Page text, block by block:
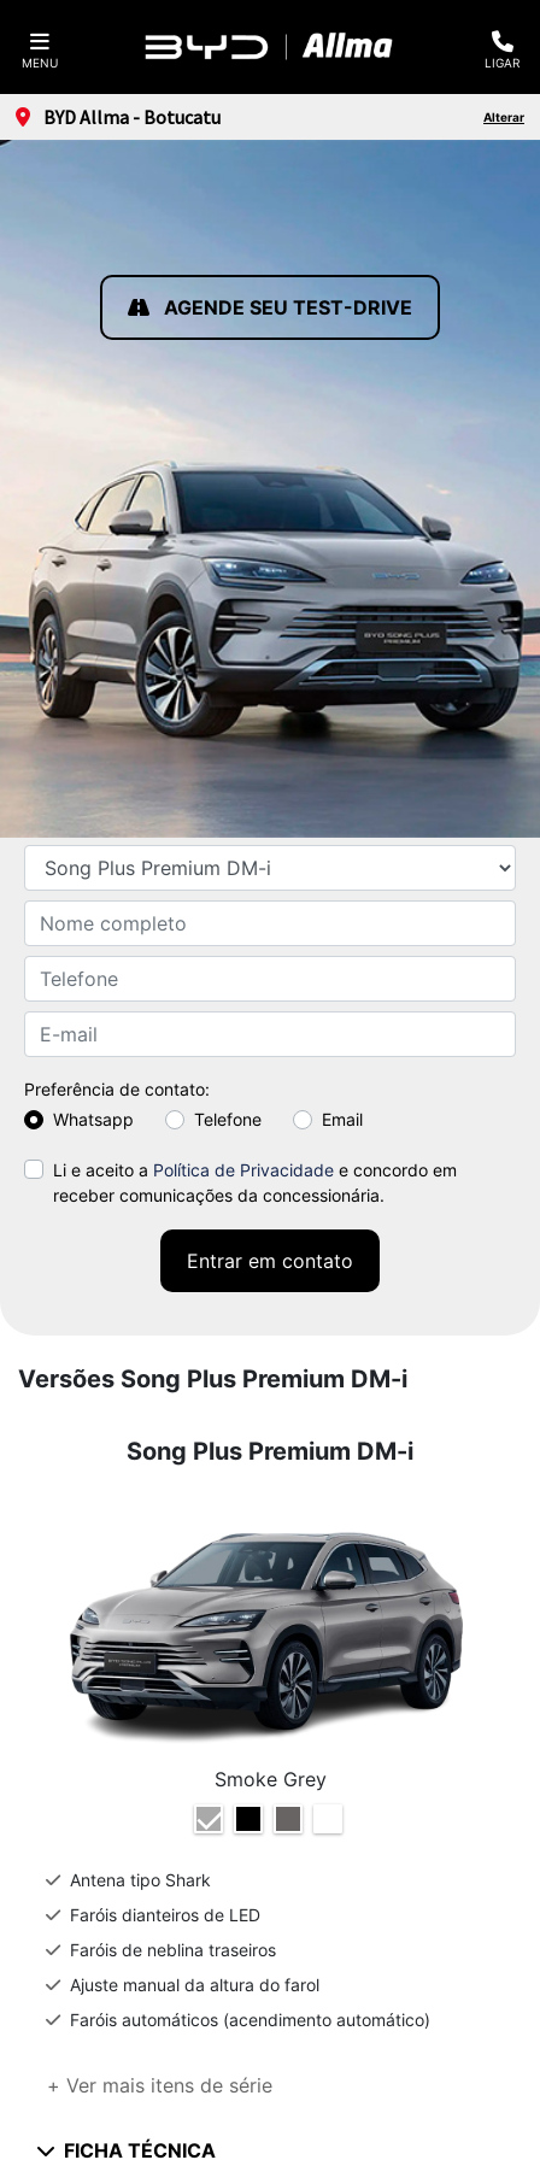
MENU LIGAR
BYD Allma - Botucatu Alterar
SOLICITAR PROPOSTA
Preferência de contato:
Whatsapp
Telefone Email
Li e aceito a Política de Privacidade e concordo em
receber comunicações da concessionária.
Entrar em contato
AGENDE SEU TEST-DRIVE
Versões Song Plus Premium DM-i
Song Plus Premium DM-i
Smoke Grey
Antena tipo Shark
Faróis dianteiros de LED
Faróis de neblina traseiros
Ajuste manual da altura do farol
Faróis automáticos (acendimento automático)
+ Ver mais itens de série
FICHA TÉCNICA